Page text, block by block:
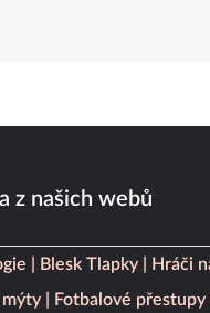
z našich webů
Blesk Tlapky Hráči
mýty
Fotbalové přestupy